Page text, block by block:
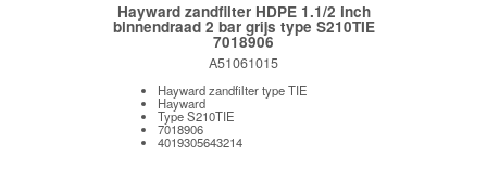
Hayward zandfilter HDPE 1.1/2 inch
binnendraad 2 bar grijs type S210TIE
7018906
A51061015
Hayward zandfilter type TIE
Hayward
Type S210TIE
7018906
4019305643214